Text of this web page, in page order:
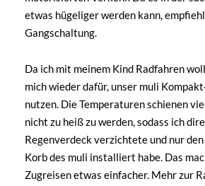
etwas hügeliger werden kann,
Gangschaltung.
Da ich mit meinem Kind Radfahren
mich wieder dafür, unser muli
nutzen. Die Temperaturen schienen
nicht zu heiß zu werden, sodass ich
Regenverdeck verzichtete und nur
Korb des muli installiert habe. Das
Zugreisen etwas einfacher. Mehr zur